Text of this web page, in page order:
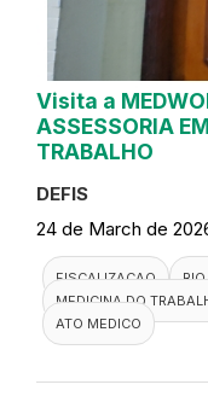
Visita a
ASSESSORIA
TRABALHO
DEFIS
24 de March de
FISCALIZACAO
MEDICINA DO
ATO MEDICO